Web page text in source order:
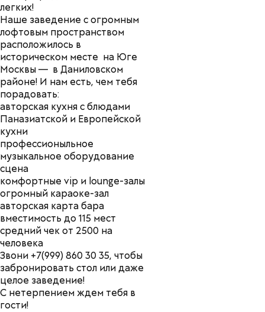
легких!
Наше заведение с огромным
лофтовым пространством
расположилось в
историческом месте на Юге
Москвы — в Даниловском
районе! И нам есть, чем тебя
порадовать:
авторская кухня с блюдами
Паназиатской и Европейской
кухни
профессионыльное
музыкальное оборудование
сцена
комфортные vip и lounge-залы
огромный караоке-зал
авторская карта бара
вместимость до 115 мест
средний чек от 2500 на
человека
Звони +7(999) 860 30 35, чтобы
забронировать стол или даже
целое заведение!
С нетерпением ждем тебя в
гости!